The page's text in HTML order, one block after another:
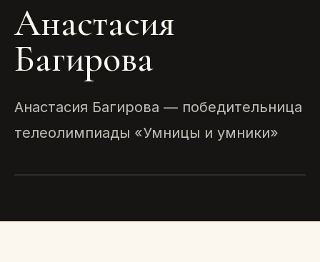
Анастасия
Багирова
Анастасия Багирова — победительница
телеолимпиады «Умницы и умники»
2021 · ВИДЕО